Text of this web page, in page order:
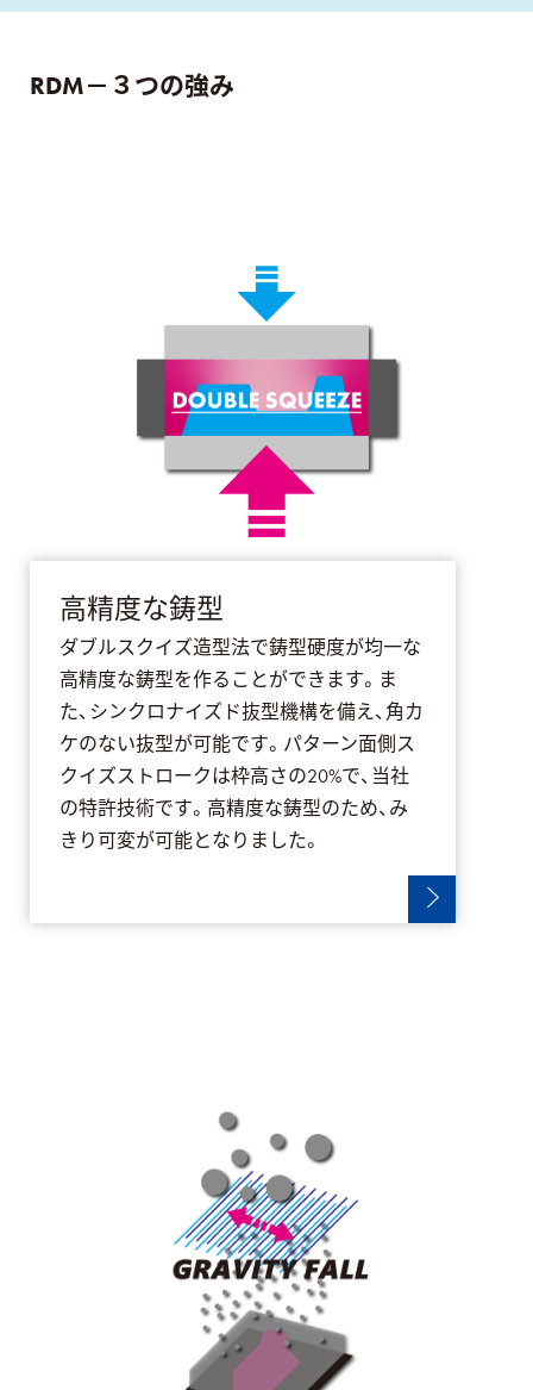
RDM－３つの強み
高精度な鋳型
ダブルスクイズ造型法で鋳型硬度が均一な
高精度な鋳型を作ることができます。ま
た、シンクロナイズド抜型機構を備え、角カ
ケのない抜型が可能です。パターン面側ス
クイズストロークは枠高さの20%で、当社
の特許技術です。高精度な鋳型のため、み
きり可変が可能となりました。